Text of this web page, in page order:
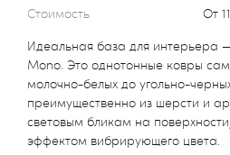
Стоимость
от
Идеальная база для интерьера
Mono. Это однотонные ковры
молочно-белых до угольно-
преимущественно из шерсти и
световым бликам на
эффектом вибрирующего цвета.